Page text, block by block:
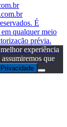
É
qualquer meio
prévia.
experiência
que